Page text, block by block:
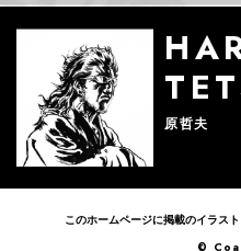
原哲夫
このホームページに掲載のイラス
©